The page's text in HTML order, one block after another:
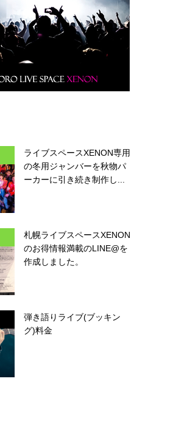
ライブスペースXENON専用
の冬用ジャンバーを秋物パ
ーカーに引き続き制作し...
札幌ライブスペースXENON
のお得情報満載のLINE@を
作成しました。
弾き語りライブ(ブッキン
グ)料金